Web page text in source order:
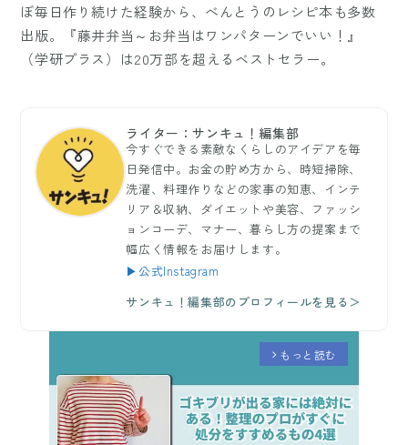
ぼ毎日作り続けた経験から、べんとうのレシピ本も多数
出版。『藤井弁当～お弁当はワンパターンでいい！』
（学研プラス）は20万部を超えるベストセラー。
ライター：サンキュ！編集部
今すぐできる素敵なくらしのアイデアを毎
日発信中。お金の貯め方から、時短掃除、
洗濯、料理作りなどの家事の知恵、インテ
リア＆収納、ダイエットや美容、ファッシ
ョンコーデ、マナー、暮らし方の提案まで
幅広く情報をお届けします。
▶公式Instagram
サンキュ！編集部のプロフィールを見る＞
arrow_forward_ios もっと読む